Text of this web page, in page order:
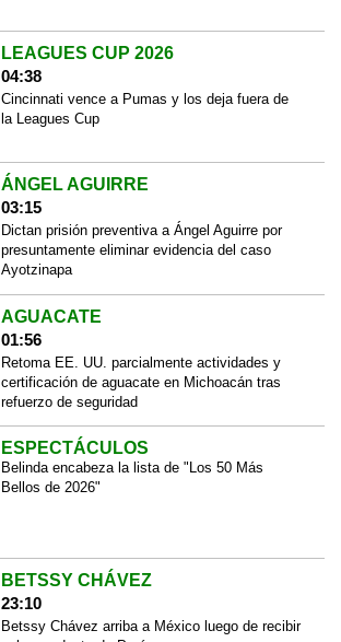
LEAGUES CUP 2026
04:38
Cincinnati vence a Pumas y los deja fuera de
la Leagues Cup
ÁNGEL AGUIRRE
03:15
Dictan prisión preventiva a Ángel Aguirre por
presuntamente eliminar evidencia del caso
Ayotzinapa
AGUACATE
01:56
Retoma EE. UU. parcialmente actividades y
certificación de aguacate en Michoacán tras
refuerzo de seguridad
ESPECTÁCULOS
Belinda encabeza la lista de "Los 50 Más
Bellos de 2026"
BETSSY CHÁVEZ
23:10
Betssy Chávez arriba a México luego de recibir